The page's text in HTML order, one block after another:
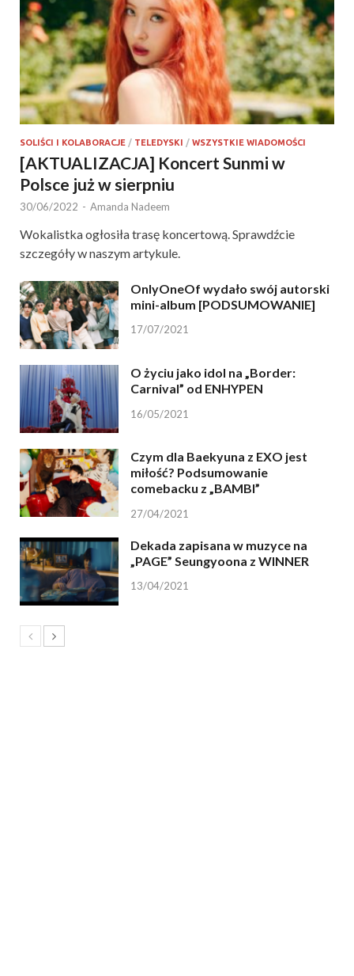
SOLIŚCI I KOLABORACJE / TELEDYSKI / WSZYSTKIE WIADOMOŚCI
[AKTUALIZACJA] Koncert Sunmi w
Polsce już w sierpniu
30/06/2022 - Amanda Nadeem
Wokalistka ogłosiła trasę koncertową. Sprawdźcie
szczegóły w naszym artykule.
OnlyOneOf wydało swój autorski
mini-album [PODSUMOWANIE]
17/07/2021
O życiu jako idol na „Border:
Carnival” od ENHYPEN
16/05/2021
Czym dla Baekyuna z EXO jest
miłość? Podsumowanie
comebacku z „BAMBI”
27/04/2021
Dekada zapisana w muzyce na
„PAGE” Seungyoona z WINNER
13/04/2021